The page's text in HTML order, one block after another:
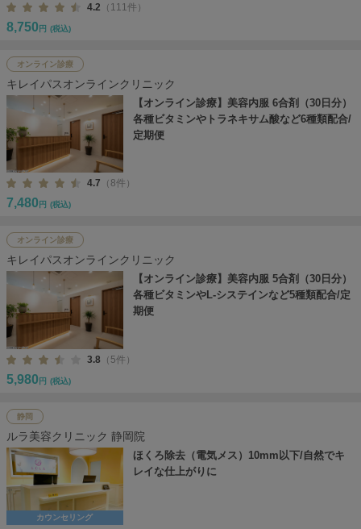
4.2 （111件）
8,750 円 (税込)
オンライン診療
キレイパスオンラインクリニック
【オンライン診療】美容内服 6合剤（30日分）
各種ビタミンやトラネキサム酸など6種類配合/
定期便
4.7 （8件）
7,480 円 (税込)
オンライン診療
キレイパスオンラインクリニック
【オンライン診療】美容内服 5合剤（30日分）
各種ビタミンやL-システインなど5種類配合/定
期便
3.8 （5件）
5,980 円 (税込)
静岡
ルラ美容クリニック 静岡院
カウンセリング
ほくろ除去（電気メス）10mm以下/自然でキ
レイな仕上がりに